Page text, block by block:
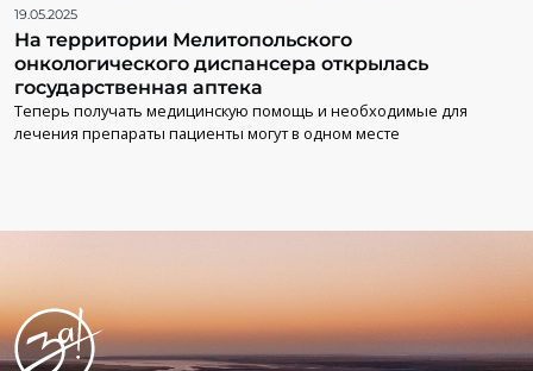
19.05.2025
На территории Мелитопольского
онкологического диспансера открылась
государственная аптека
Теперь получать медицинскую помощь и необходимые для
лечения препараты пациенты могут в одном месте